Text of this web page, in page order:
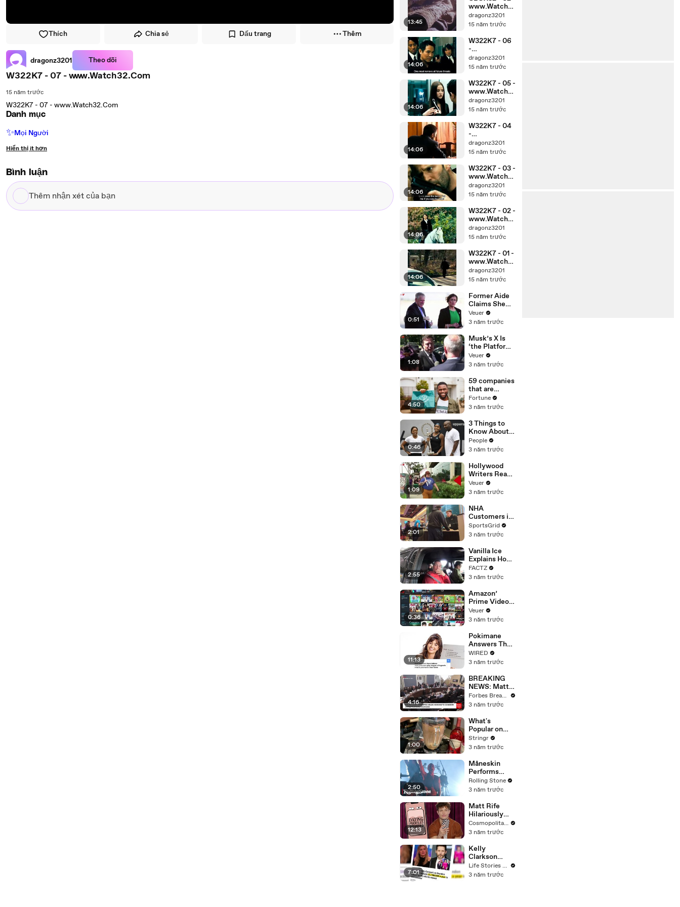
Thích Chia sẻ Dấu trang Thêm
dragonz3201 Theo dõi
W322K7 - 07 - www.Watch32.Com
15 năm trước
W322K7 - 07 - www.Watch32.Com
Danh mục
✨Mọi Người
Hiển thị ít hơn
Bình luận
Thêm
nhận
13:45
www.Watch3
2.Com
dragonz3201
15 năm trước
14:06
W322K7 - 06
-
www.Watch3
2.Com
dragonz3201
15 năm trước
14:06
W322K7 - 05 -
www.Watch3
2.Com
dragonz3201
15 năm trước
14:06
W322K7 - 04
-
www.Watch3
2.Com
dragonz3201
15 năm trước
14:06
W322K7 - 03 -
www.Watch3
2.Com
dragonz3201
15 năm trước
14:06
W322K7 - 02 -
www.Watch3
2.Com
dragonz3201
15 năm trước
14:06
W322K7 - 01 -
www.Watch3
2.Com
dragonz3201
15 năm trước
0:51
Former Aide
Claims She
Was Asked to
Make a ‘Hit
Trump
Veuer
3 năm trước
1:08
Musk’s X Is
‘the Platform
With the
Largest Ratio
Misinformatio
n or
Disinformatio
n’ Amongst
All Social
Media
Platforms
Veuer
3 năm trước
4:50
59 companies
that are
changing the
world: From
Chobani
Fortune
3 năm trước
0:46
3 Things to
Know About
Coco Gauff's
Parents
People
3 năm trước
1:09
Hollywood
Writers Reach
‘Tentative
Agreement’
After 146 Day
Strike
Veuer
3 năm trước
2:01
NHA
Customers in
Limbo as
Company
Potential
Merger
SportsGrid
3 năm trước
2:55
Vanilla Ice
Explains How
the 90’s
Shaped
FACTZ
3 năm trước
0:36
Amazon’
Prime Video
Will Show
Commercials
Year
Veuer
3 năm trước
11:13
Pokimane
Answers The
Web's Most
Searched
WIRED
3 năm trước
4:16
BREAKING
NEWS: Matt
Gaetz Tells
House
'I'm Not Going
To Vote For A
Continuing
Resolution'
Forbes Breaking News
3 năm trước
1:00
What's
Popular on
Uber Eats?
Stringr
3 năm trước
2:50
Måneskin
Performs
"HONEY" at
MSG
Rolling Stone
3 năm trước
12:13
Matt Rife
Hilariously
Roasts Your
Dating
Cosmopolitan
Cosmopolitan USA
3 năm trước
7:01
Kelly
Clarkson
Fights Back
Against
Life Stories By Goalcast
3 năm trước